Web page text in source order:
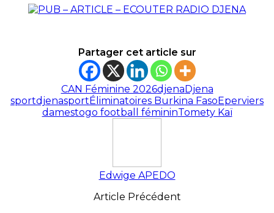
Partager cet article sur
CAN Féminine 2026djenaDjena
sportdjenasportÉliminatoires Burkina FasoEperviers
damestogo football fémininTomety Kaï
Edwige APEDO
Article Précédent